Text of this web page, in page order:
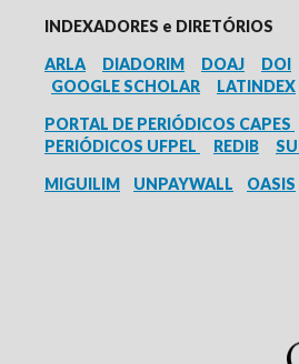
INDEXADORES e DIRETÓRIOS
ARLA
DIADORIM DOAJ DOI
GOOGLE SCHOLAR
LATINDEX
PORTAL DE PERIÓDICOS CAPES
PERIÓDICOS UFPEL
REDIB
MIGUILIM
UNPAYWALL OASIS